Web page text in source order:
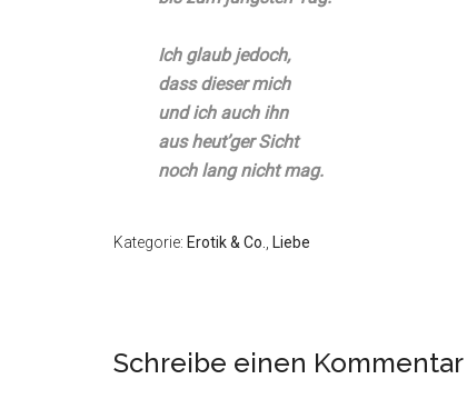
Ich glaub jedoch,
dass dieser mich
und ich auch ihn
aus heut’ger Sicht
noch lang nicht mag.
Kategorie: Erotik & Co. Liebe
Schreibe einen Kommentar